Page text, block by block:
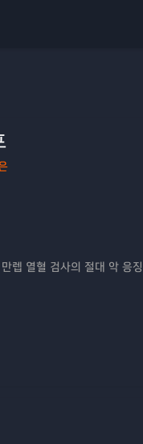
렙 열혈 검사의 절대 악 응